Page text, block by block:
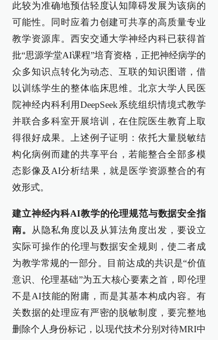
此较为准确地预估轻度认知障碍发展为该病的
可能性。同时应着力创建可共享的高质量专业
教学资源库。西安交通大学神经内科已获得首
批“思源学堂AI课程”培育资格，正把神经病学的
众多知识点转化为动态、互联的知识图谱，借
以训练学生的整体临床思维。北京大学人民医
院神经内科利用DeepSeek系统组织情境式教学
并联合多科室开展培训，在住院医生教育上取
得很好成果。上述例子证明：依托大量脱敏结
构化病例而建的共享平台，若能整合全部多模
态影像及AI分析结果，就是医学资源整合的有
效形式。
建立神经内科AI教学的伦理规范与数据安全指
南。 从隐私角度以及从算法角度出发，要设立
实际可操作的伦理与数据安全规则，使二者成
为教学常规的一部分。目前达成的共识是“价值
意识、伦理基础”为五大核心要素之首，即伦理
不是AI技能的附庸，而是其基本构成内容。有
关数据的处理应有严密的脱敏制度，要完整地
删除个人身份标记，以现代技术分别对待MRI中